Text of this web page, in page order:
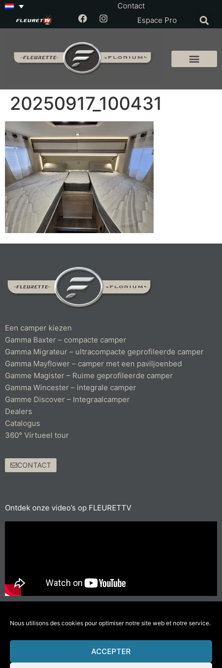
Nous utilisons des cookies pour optimiser notre site web et notre service.
ACCEPTER
Contact
Espace Pro
20250917_100431
Een camper kiezen
Gamma Baxter – compacte camper
Gamma Migrateur – ultracompacte geprofileerde camper
Gamma Mayflower – camper met een paviljoenbed
Gamme Magister – Ruime geprofileerde camper
Gamma Wincester – integrale camper
Gamme Discover – Integraalcamper
Dealers
Catalogus
360° Virtueel tour
CONTACT
Ontdek onze video’s op FLEURETTV
#doeminderverplaatsingendenkaanhetmilieu